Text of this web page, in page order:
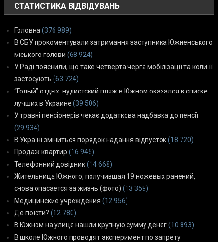
СТАТИСТИКА ВІДВІДУВАНЬ
Головна (376 989)
В СБУ прокоментували затримання заступника Южненського
міського голови (68 924)
У Раді пояснили, що таке четверта черга мобілізації та коли її
застосують (63 724)
“Голый” отдых: нудистский пляж в Южном оказался в списке
лучших в Украине (39 506)
У травні пенсіонерів чекає додаткова надбавка до пенсії
(29 934)
В Україні зміниться порядок надання відпусток(18 720)
Продаж квартир (16 945)
Телефонний довідник(14 668)
Жительница Южного, получившая 19 ножевых ранений,
снова опасается за жизнь (фото) (13 359)
Медицинские учреждения (12 956)
Де поїсти? (12 780)
В Южном на улице нашли крупную сумму денег(10 893)
В школе Южного проводят эксперимент по запрету